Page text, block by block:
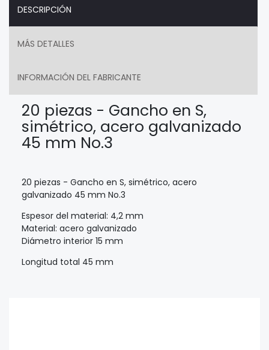
DESCRIPCIÓN
MÁS DETALLES
INFORMACIÓN DEL FABRICANTE
20 piezas - Gancho en S,
simétrico, acero galvanizado
45 mm No.3
20 piezas - Gancho en S, simétrico, acero
galvanizado 45 mm No.3
Espesor del material: 4,2 mm
Material: acero galvanizado
Diámetro interior 15 mm
Longitud total 45 mm